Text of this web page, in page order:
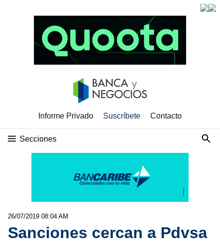
Informe Privado Suscríbete Contacto
Secciones
26/07/2019 08:04 AM
Sanciones cercan a Pdvsa